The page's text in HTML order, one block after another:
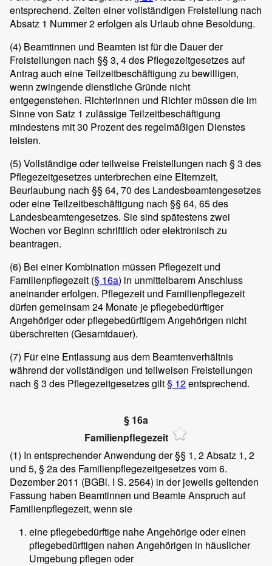
entsprechend. Zeiten einer vollständigen Freistellung nach
Absatz 1 Nummer 2 erfolgen als Urlaub ohne Besoldung.
(4) Beamtinnen und Beamten ist für die Dauer der
Freistellungen nach §§ 3, 4 des Pflegezeitgesetzes auf
Antrag auch eine Teilzeitbeschäftigung zu bewilligen,
wenn zwingende dienstliche Gründe nicht
entgegenstehen. Richterinnen und Richter müssen die im
Sinne von Satz 1 zulässige Teilzeitbeschäftigung
mindestens mit 30 Prozent des regelmäßigen Dienstes
leisten.
(5) Vollständige oder teilweise Freistellungen nach § 3 des
Pflegezeitgesetzes unterbrechen eine Elternzeit,
Beurlaubung nach §§ 64, 70 des Landesbeamtengesetzes
oder eine Teilzeitbeschäftigung nach §§ 64, 65 des
Landesbeamtengesetzes. Sie sind spätestens zwei
Wochen vor Beginn schriftlich oder elektronisch zu
beantragen.
(6) Bei einer Kombination müssen Pflegezeit und
Familienpflegezeit (§ 16a) in unmittelbarem Anschluss
aneinander erfolgen. Pflegezeit und Familienpflegezeit
dürfen gemeinsam 24 Monate je pflegebedürftiger
Angehöriger oder pflegebedürftigem Angehörigen nicht
überschreiten (Gesamtdauer).
(7) Für eine Entlassung aus dem Beamtenverhältnis
während der vollständigen und teilweisen Freistellungen
nach § 3 des Pflegezeitgesetzes gilt§ 12entsprechend.
§ 16a
Familienpflegezeit
(1) In entsprechender Anwendung der §§ 1, 2 Absatz 1, 2
und 5, § 2a des Familienpflegezeitgesetzes vom 6.
Dezember 2011 (BGBl. I S. 2564) in der jeweils geltenden
Fassung haben Beamtinnen und Beamte Anspruch auf
Familienpflegezeit, wenn sie
eine pflegebedürftige nahe Angehörige oder einen
pflegebedürftigen nahen Angehörigen in häuslicher
Umgebung pflegen oder